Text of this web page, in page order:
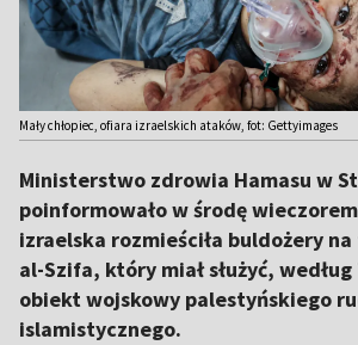
Mały chłopiec, ofiara izraelskich ataków, fot: Gettyimages
Ministerstwo zdrowia Hamasu w
poinformowało w środę
izraelska rozmieściła buldożery
al-Szifa, który miał służyć,
obiekt wojskowy palestyńskiego
islamistycznego.